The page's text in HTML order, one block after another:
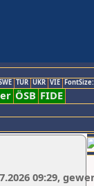
TUR UKR VIE
ÖSB FIDE
09:29,